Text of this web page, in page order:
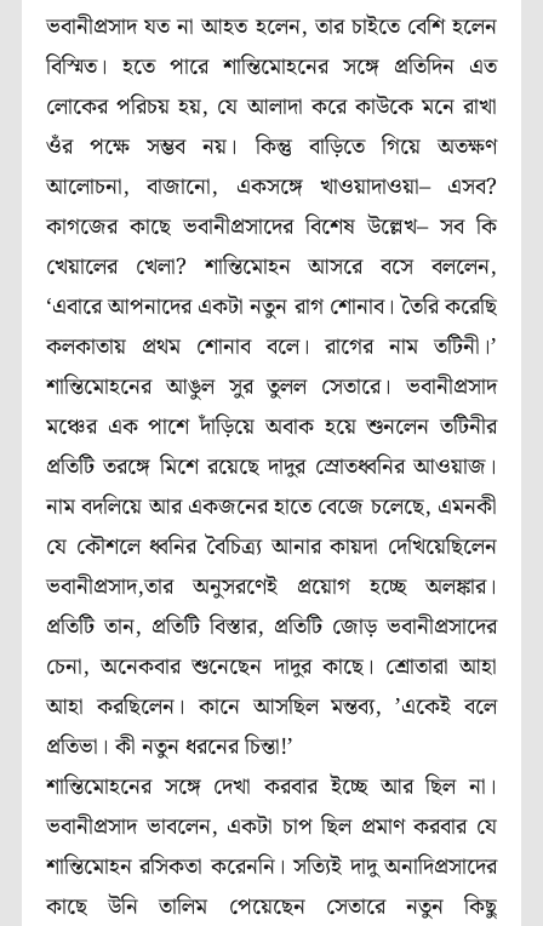
ভবানীপ্রসাদ যত না আহত হলেন, তার চাইতে বেশি হলেন
বিস্মিত। হতে পারে শান্তিমোহনের সঙ্গে প্রতিদিন এত
লোকের পরিচয় হয়, যে আলাদা করে কাউকে মনে রাখা
ওঁর পক্ষে সম্ভব নয়। কিন্তু বাড়িতে গিয়ে অতক্ষণ
আলোচনা, বাজানো, একসঙ্গে খাওয়াদাওয়া– এসব?
কাগজের কাছে ভবানীপ্রসাদের বিশেষ উল্লেখ– সব কি
খেয়ালের খেলা? শান্তিমোহন আসরে বসে বললেন,
‘এবারে আপনাদের একটা নতুন রাগ শোনাব। তৈরি করেছি
কলকাতায় প্রথম শোনাব বলে। রাগের নাম তটিনী।’
শান্তিমোহনের আঙুল সুর তুলল সেতারে। ভবানীপ্রসাদ
মঞ্চের এক পাশে দাঁড়িয়ে অবাক হয়ে শুনলেন তটিনীর
প্রতিটি তরঙ্গে মিশে রয়েছে দাদুর স্রোতধ্বনির আওয়াজ।
নাম বদলিয়ে আর একজনের হাতে বেজে চলেছে, এমনকী
যে কৌশলে ধ্বনির বৈচিত্র্য আনার কায়দা দেখিয়েছিলেন
ভবানীপ্রসাদ,তার অনুসরণেই প্রয়োগ হচ্ছে অলঙ্কার।
প্রতিটি তান, প্রতিটি বিস্তার, প্রতিটি জোড় ভবানীপ্রসাদের
চেনা, অনেকবার শুনেছেন দাদুর কাছে। শ্রোতারা আহা
আহা করছিলেন। কানে আসছিল মন্তব্য, ’একেই বলে
প্রতিভা। কী নতুন ধরনের চিন্তা!’
শান্তিমোহনের সঙ্গে দেখা করবার ইচ্ছে আর ছিল না।
ভবানীপ্রসাদ ভাবলেন, একটা চাপ ছিল প্রমাণ করবার যে
শান্তিমোহন রসিকতা করেননি। সত্যিই দাদু অনাদিপ্রসাদের
কাছে উনি তালিম পেয়েছেন সেতারে নতুন কিছু